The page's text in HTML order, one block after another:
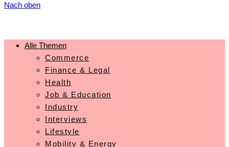
Nach oben
Alle Themen
Commerce
Finance & Legal
Health
Job & Education
Industry
Interviews
Lifestyle
Mobility & Energy